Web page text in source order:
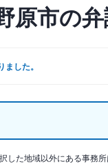
原市の
した。
た地域以外にある事務